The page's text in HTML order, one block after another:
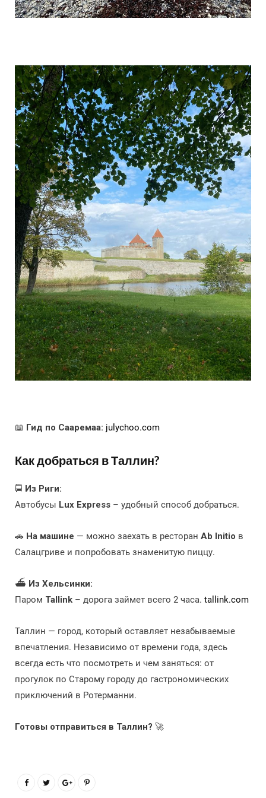
📖 Гид по Сааремаа: julychoo.com
Как добраться в Таллин?
🚍 Из Риги:
Автобусы Lux Express – удобный способ добраться.
🚗 На машине — можно заехать в ресторан Ab Initio в
Салацгриве и попробовать знаменитую пиццу.
⛴ Из Хельсинки:
Паром Tallink – дорога займет всего 2 часа. tallink.com
Таллин — город, который оставляет незабываемые
впечатления. Независимо от времени года, здесь
всегда есть что посмотреть и чем заняться: от
прогулок по Старому городу до гастрономических
приключений в Ротерманни.
Готовы отправиться в Таллин? 🚀